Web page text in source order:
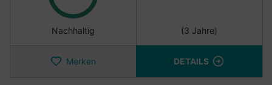
Nachhaltig (3 Jahre)
Merken DETAILS